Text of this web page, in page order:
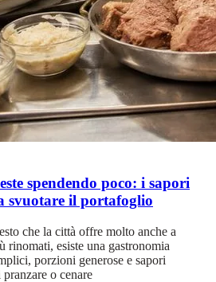
spendendo poco: i sapori
svuotare il portafoglio
che la città offre molto anche a
rinomati, esiste una gastronomia
porzioni generose e sapori
o cenare